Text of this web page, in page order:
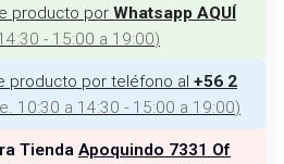
producto por Whatsapp AQUÍ
- 15:00 a 19:00)
producto por teléfono al +56 2
10:30 a 14:30 - 15:00 a 19:00)
Tienda Apoquindo 7331 Of